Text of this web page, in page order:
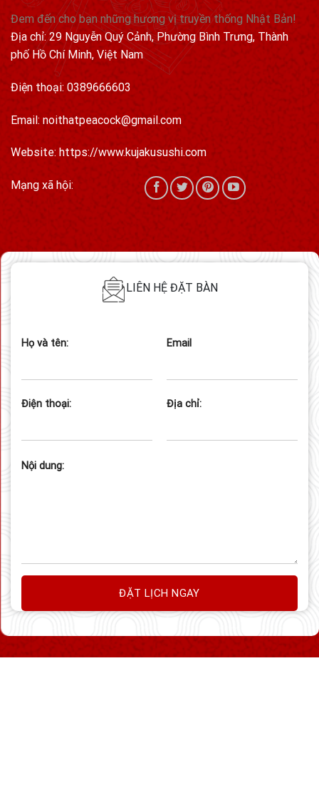
Đem đến cho bạn những hương vị truyền thống Nhật Bản!
Địa chỉ: 29 Nguyễn Quý Cảnh, Phường Bình Trưng, Thành
phố Hồ Chí Minh, Việt Nam
Điện thoại: 0389666603
Email: noithatpeacock@gmail.com
Website: https://www.kujakusushi.com
Mạng xã hội:
LIÊN HỆ ĐẶT BÀN
Họ và tên: Email
Điện thoại: Địa chỉ:
Nội dung: